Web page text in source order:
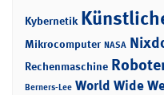
Kybernetik
Mikrocomputer NASA
Rechenmaschine
Berners-Lee World Wide